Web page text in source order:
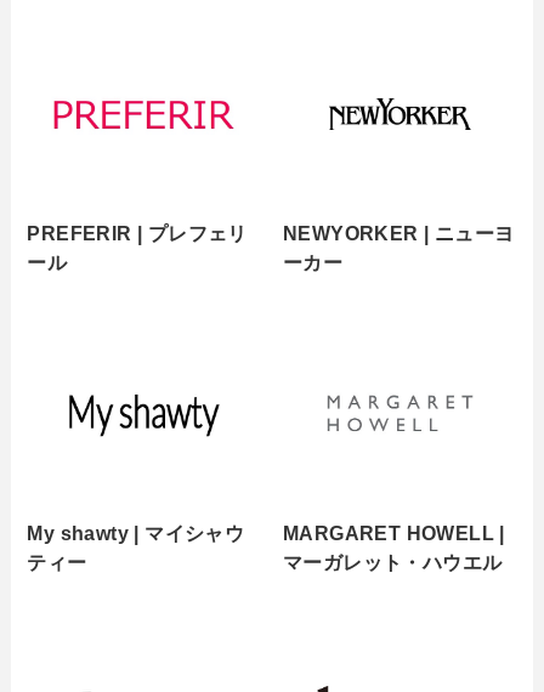
PREFERIR | プレフェリ
ール
NEWYORKER | ニューヨ
ーカー
My shawty | マイシャウ
ティー
MARGARET HOWELL |
マーガレット・ハウエル